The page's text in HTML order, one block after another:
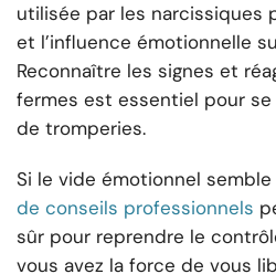
utilisée par les narcissiques
et l’influence émotionnelle
Reconnaître les signes et
fermes est essentiel pour
de tromperies.
Si le vide émotionnel
de conseils professionnels
sûr pour reprendre le
vous avez la force de vous